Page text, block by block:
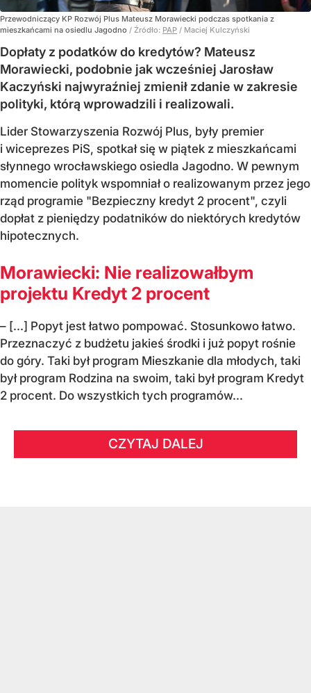
Przewodniczący KP Rozwój Plus Mateusz Morawiecki podczas spotkania z
mieszkańcami na osiedlu Jagodno / Źródło: PAP / Maciej Kulczyński
Dopłaty z podatków do kredytów? Mateusz
Morawiecki, podobnie jak wcześniej Jarosław
Kaczyński najwyraźniej zmienił zdanie w zakresie
polityki, którą wprowadzili i realizowali.
Lider Stowarzyszenia Rozwój Plus, były premier
i wiceprezes PiS, spotkał się w piątek z mieszkańcami
słynnego wrocławskiego osiedla Jagodno. W pewnym
momencie polityk wspomniał o realizowanym przez jego
rząd programie "Bezpieczny kredyt 2 procent", czyli
dopłat z pieniędzy podatników do niektórych kredytów
hipotecznych.
Morawiecki: Nie realizowałbym
projektu Kredyt 2 procent
– [...] Popyt jest łatwo pompować. Stosunkowo łatwo.
Przeznaczyć z budżetu jakieś środki i już popyt rośnie
do góry. Taki był program Mieszkanie dla młodych, taki
był program Rodzina na swoim, taki był program Kredyt
2 procent. Do wszystkich tych programów...
CZYTAJ DALEJ